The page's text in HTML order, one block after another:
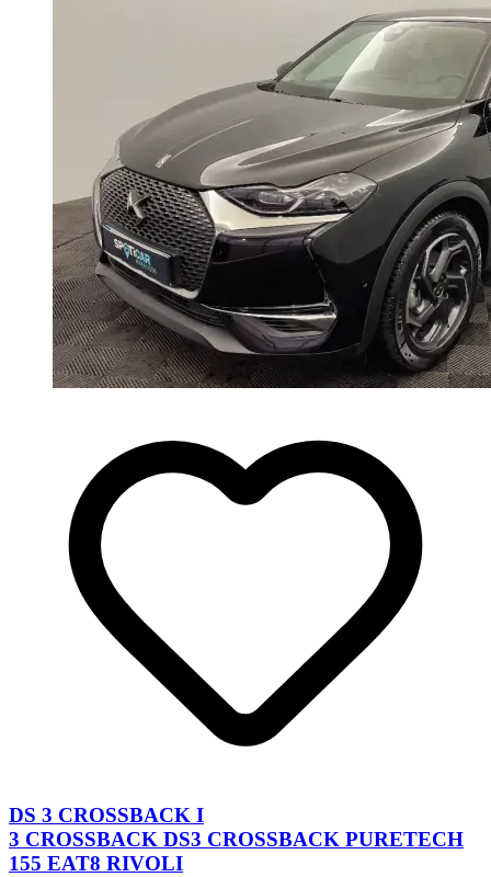
DS 3 CROSSBACK I
3 CROSSBACK DS3 CROSSBACK PURETECH
155 EAT8 RIVOLI